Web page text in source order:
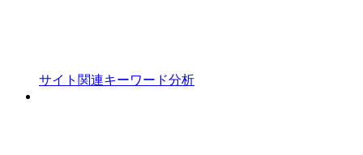
サイト関連キーワード分析